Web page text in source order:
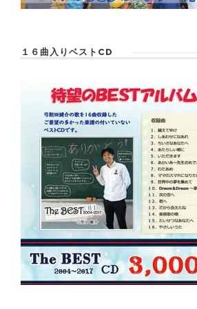
１６曲入りベストCD